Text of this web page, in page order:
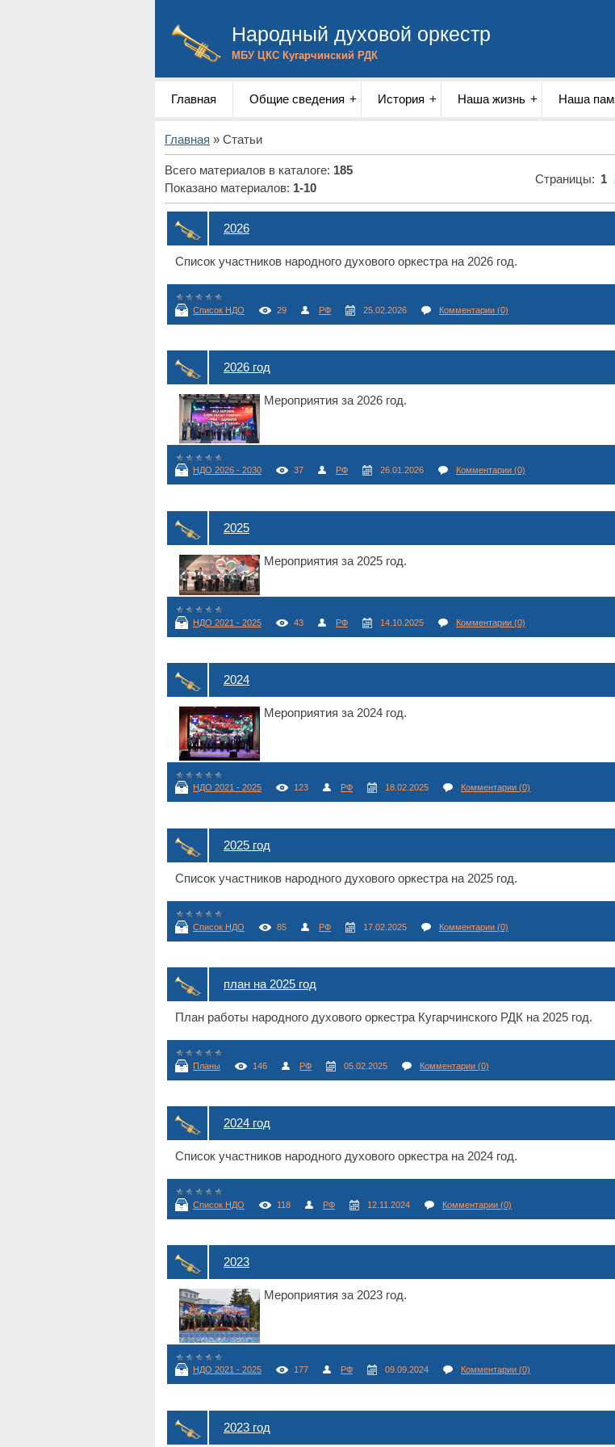
Народный духовой оркестр
МБУ ЦКС Кугарчинский РДК
Главная Общие сведения История Наша жизнь Наша
Главная » Статьи
Всего материалов в каталоге: 185
Показано материалов: 1-10
Страницы: 1
2026
Список участников народного духового оркестра на 2026 год.
Список НДО 29 РФ 25.02.2026 Комментарии (0)
2026 год
Мероприятия за 2026 год.
НДО 2026 - 2030 37 РФ 26.01.2026 Комментарии (0)
2025
Мероприятия за 2025 год.
НДО 2021 - 2025 43 РФ 14.10.2025 Комментарии (0)
2024
Мероприятия за 2024 год.
НДО 2021 - 2025 123 РФ 18.02.2025 Комментарии (0)
2025 год
Список участников народного духового оркестра на 2025 год.
Список НДО 85 РФ 17.02.2025 Комментарии (0)
план на 2025 год
План работы народного духового оркестра Кугарчинского РДК на 2025 год.
Планы 146 РФ 05.02.2025 Комментарии (0)
2024 год
Список участников народного духового оркестра на 2024 год.
Список НДО 118 РФ 12.11.2024 Комментарии (0)
2023
Мероприятия за 2023 год.
НДО 2021 - 2025 177 РФ 09.09.2024 Комментарии (0)
2023 год